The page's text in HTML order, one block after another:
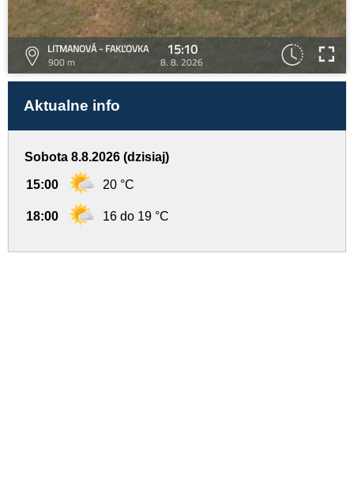
LITMANOVÁ - FAKĽOVKA
900 m
15:10
8. 8. 2026
Aktualne info
Sobota 8.8.2026 (dzisiaj)
15:00 20 °C
18:00 16 do 19 °C